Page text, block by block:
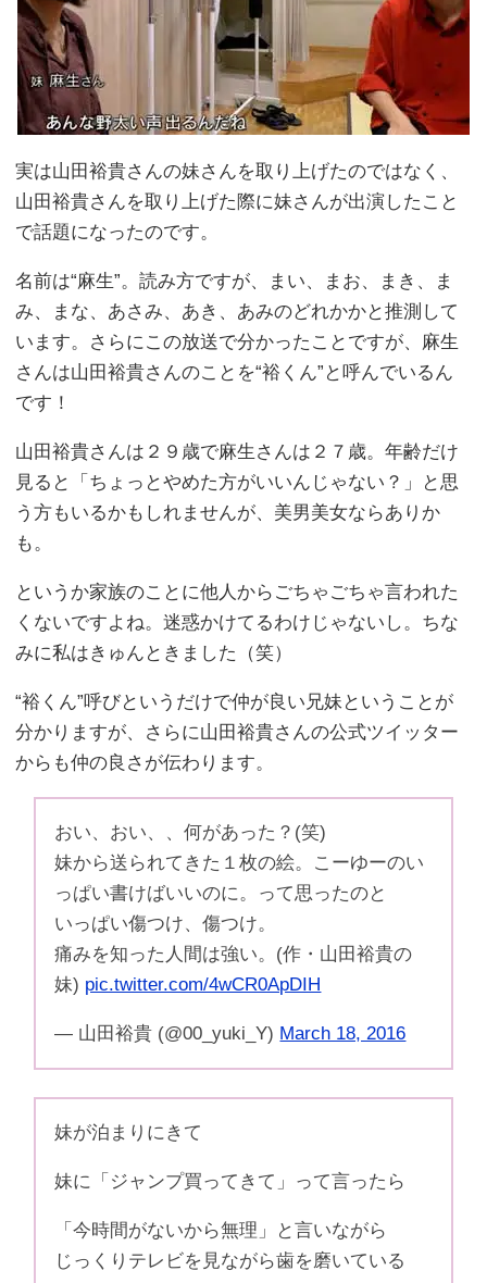
実は山田裕貴さんの妹さんを取り上げたのではなく、
山田裕貴さんを取り上げた際に妹さんが出演したこと
で話題になったのです。
名前は“麻生”。読み方ですが、まい、まお、まき、ま
み、まな、あさみ、あき、あみのどれかかと推測して
います。さらにこの放送で分かったことですが、麻生
さんは山田裕貴さんのことを“裕くん”と呼んでいるん
です！
山田裕貴さんは２９歳で麻生さんは２７歳。年齢だけ
見ると「ちょっとやめた方がいいんじゃない？」と思
う方もいるかもしれませんが、美男美女ならありか
も。
というか家族のことに他人からごちゃごちゃ言われた
くないですよね。迷惑かけてるわけじゃないし。ちな
みに私はきゅんときました（笑）
“裕くん”呼びというだけで仲が良い兄妹ということが
分かりますが、さらに山田裕貴さんの公式ツイッター
からも仲の良さが伝わります。
おい、おい、、何があった？(笑)
妹から送られてきた１枚の絵。こーゆーのい
っぱい書けばいいのに。って思ったのと
いっぱい傷つけ、傷つけ。
痛みを知った人間は強い。(作・山田裕貴の
妹) pic.twitter.com/4wCR0ApDIH
— 山田裕貴 (@00_yuki_Y) March 18, 2016
妹が泊まりにきて
妹に「ジャンプ買ってきて」って言ったら
「今時間がないから無理」と言いながら
じっくりテレビを見ながら歯を磨いている